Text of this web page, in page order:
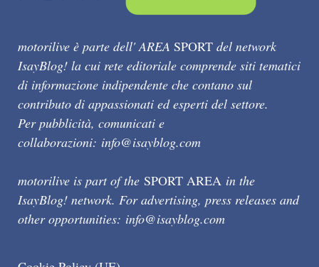
motorilive è parte dell' AREA SPORT del network
IsayBlog! la cui rete editoriale comprende siti tematici
di informazione indipendente che contano sul
contributo di appassionati ed esperti del settore.
Per pubblicità, comunicati e
collaborazioni: info@isayblog.com
motorilive is part of the SPORT AREA in the
IsayBlog! network. For advertising, press releases and
other opportunities: info@isayblog.com